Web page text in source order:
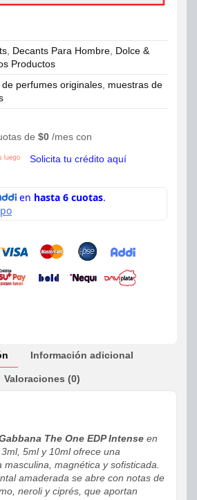
, Decants Para Hombre, Dolce &
Productos
de perfumes originales, muestras de
de $0 /mes con
Solicita tu crédito aquí
Información adicional
Valoraciones (0)
The One EDP Intense en
5ml y 10ml ofrece una
masculina, magnética y sofisticada.
amaderada se abre con notas de
neroli y ciprés, que aportan